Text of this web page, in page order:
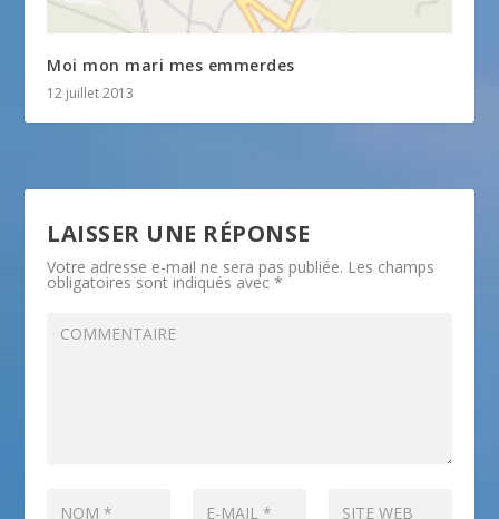
Moi mon mari mes emmerdes
12 juillet 2013
LAISSER UNE RÉPONSE
Votre adresse e-mail ne sera pas publiée. Les champs
obligatoires sont indiqués avec*